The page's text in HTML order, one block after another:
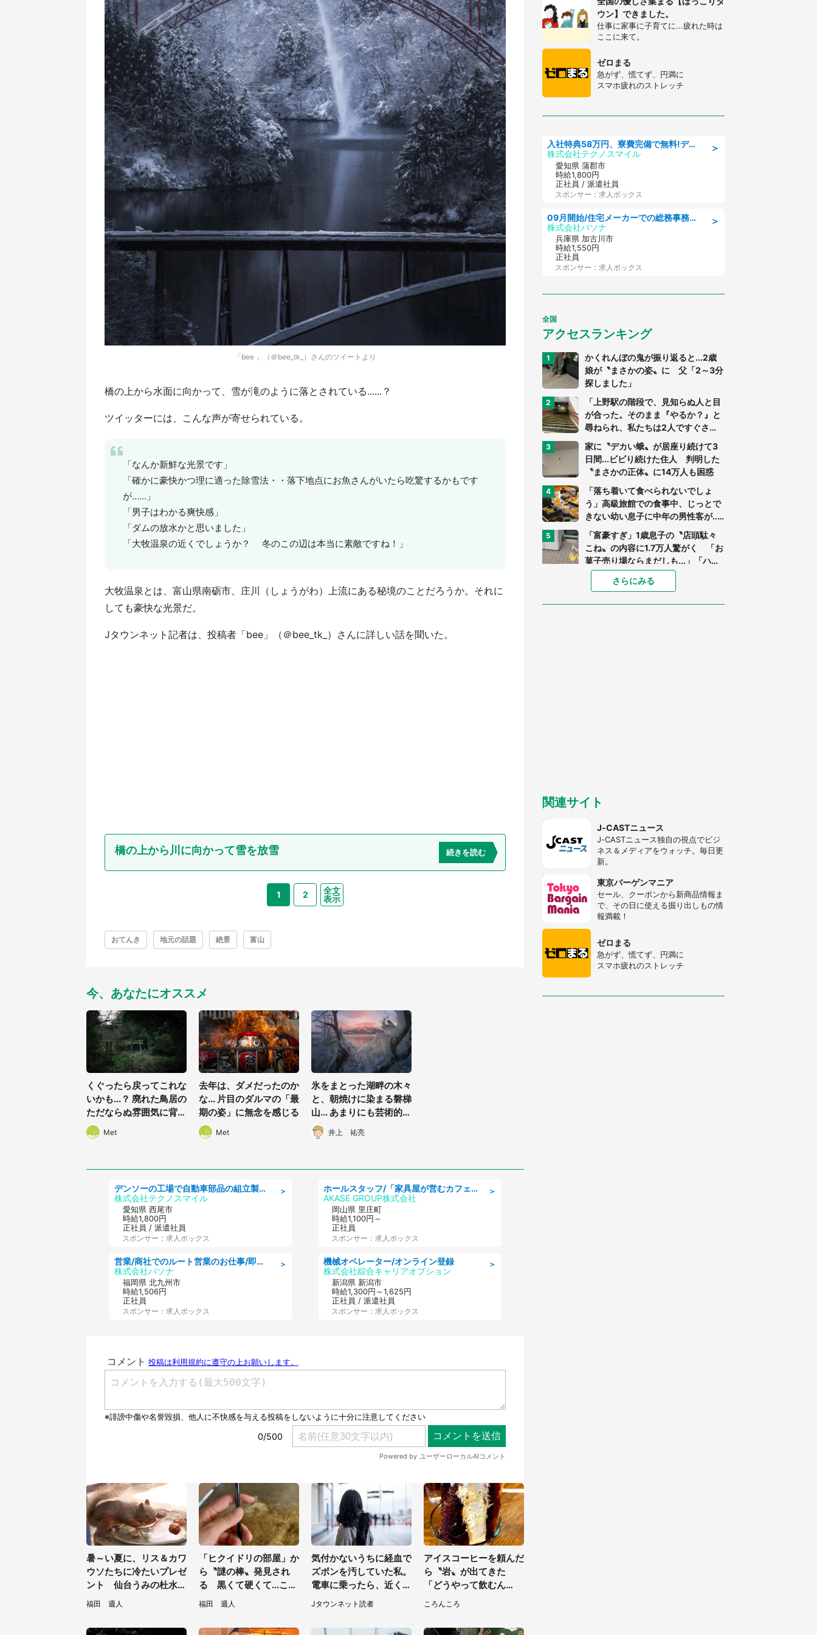
「bee 」（＠bee_tk_）さんのツイートより
橋の上から水面に向かって、雪が滝のように落とされている......？
ツイッターには、こんな声が寄せられている。
「なんか新鮮な光景です」
「確かに豪快かつ理に適った除雪法・・落下地点にお魚さんがいたら吃驚するかもです
が......」
「男子はわかる爽快感」
「ダムの放水かと思いました」
「大牧温泉の近くでしょうか？ 冬のこの辺は本当に素敵ですね！」
大牧温泉とは、富山県南砺市、庄川（しょうがわ）上流にある秘境のことだろうか。それに
しても豪快な光景だ。
Jタウンネット記者は、投稿者「bee」（＠bee_tk_）さんに詳しい話を聞いた。
橋の上から川に向かって雪を放雪 続きを読む
1 2
全文
表示
おてんき 地元の話題 絶景 富山
今、あなたにオススメ
くぐったら戻ってこれな
いかも...？ 廃れた鳥居の
ただならぬ雰囲気に背筋
がゾクリ
Met
去年は、ダメだったのか
な... 片目のダルマの「最
期の姿」に無念を感じる
Met
氷をまとった湖畔の木々
と、朝焼けに染まる磐梯
山... あまりにも芸術的な
「福島の冬」にうっとり
井上 祐亮
＞
デンソーの工場で自動車部品の組立製造/denso aichi
株式会社テクノスマイル
愛知県 西尾市
時給1,800円
正社員 / 派遣社員
スポンサー：求人ボックス
＞
営業/商社でのルート営業のお仕事/即日勤務可/車通勤可/営業
株式会社パソナ
福岡県 北九州市
時給1,506円
正社員
スポンサー：求人ボックス
＞
ホールスタッフ/「家具屋が営むカフェスタッフ!」週2日～OK!嬉しいまかない付き/岡山県/浅口郡里庄町
AKASE GROUP株式会社
岡山県 里庄町
時給1,100円～
正社員
スポンサー：求人ボックス
＞
機械オペレーター/オンライン登録
株式会社綜合キャリアオプション
新潟県 新潟市
時給1,300円～1,625円
正社員 / 派遣社員
スポンサー：求人ボックス
暑～い夏に、リス＆カワ
ウソたちに冷たいプレゼ
ント 仙台うみの杜水族
館の企画がやさしい【7
／31～8／23】
福田 週人
「ヒクイドリの部屋」か
ら〝謎の棒〟発見され
る 黒くて硬くて...これ
は何？動物園に聞く
福田 週人
気付かないうちに経血で
ズボンを汚していた私。
電車に乗ったら、近くの
女性客が小さな声で（千
葉県・10代女性）
Jタウンネット読者
アイスコーヒーを頼んだ
ら〝岩〟が出てきた
「どうやって飲むん
ころんころ
ウン】できました。
仕事に家事に子育てに...疲れた時は
ここに来て。
ゼロまる
急がず、慌てず、円満に
スマホ疲れのストレッチ
＞
入社特典58万円、寮費完備で無料!デンソーで働こう!自動車工場で小型部品の検査業務 denso aichi
株式会社テクノスマイル
愛知県 蒲郡市
時給1,800円
正社員 / 派遣社員
スポンサー：求人ボックス
＞
09月開始/住宅メーカーでの総務事務のお仕事/駅近/車通勤可/一般事務/人事労務
株式会社パソナ
兵庫県 加古川市
時給1,550円
正社員
スポンサー：求人ボックス
全国
アクセスランキング
かくれんぼの鬼が振り返ると...2歳
娘が〝まさかの姿〟に 父「2～3分
探しました」
「上野駅の階段で、見知らぬ人と目
が合った。そのまま『やるか？』と
尋ねられ、私たちは2人ですぐさ
ま...」（茨城県・70代男性）
家に〝デカい蛾〟が居座り続けて3
日間...ビビり続けた住人 判明した
〝まさかの正体〟に14万人も困惑
「落ち着いて食べられないでしょ
う」高級旅館での食事中、じっとで
きない幼い息子に中年の男性客が...
（東京都・40代男性）
「富豪すぎ」1歳息子の〝店頭駄々
こね〟の内容に1.7万人驚がく 「お
菓子売り場ならまだしも...」「ハー
ドル高い」
「閉所恐怖症の私は新幹線で大パニ
ック。隣席の青年に『手を繋いで』
とお願いしたら...」 体験談に8万
県・30代女性）
さらにみる
関連サイト
J-CASTニュース
J-CASTニュース独自の視点でビジ
ネス＆メディアをウォッチ。毎日更
新。
東京バーゲンマニア
セール、クーポンから新商品情報ま
で、その日に使える掘り出しもの情
報満載！
ゼロまる
急がず、慌てず、円満に
スマホ疲れのストレッチ